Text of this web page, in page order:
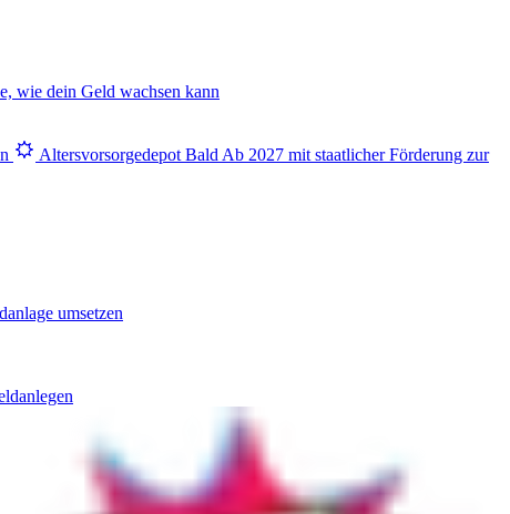
wie dein Geld wachsen kann
Altersvorsorgedepot Bald Ab 2027 mit staatlicher Förderung zur
umsetzen